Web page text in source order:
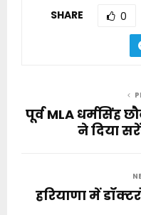
SHARE 0
पूर्व MLA धर्मसिंह
ने दिया
हरियाणा में